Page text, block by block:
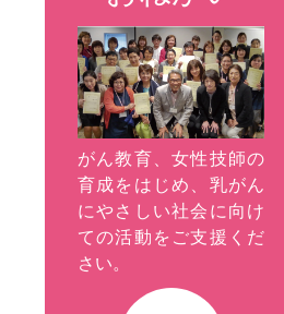
がん教育、女性技師の
育成をはじめ、乳がん
にやさしい社会に向け
ての活動をご支援くだ
さい。